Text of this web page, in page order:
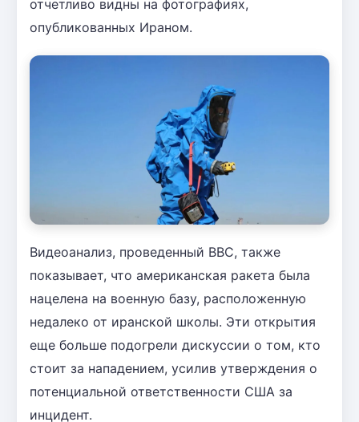
отчетливо видны на фотографиях,
опубликованных Ираном.
Видеоанализ, проведенный BBC, также
показывает, что американская ракета была
нацелена на военную базу, расположенную
недалеко от иранской школы. Эти открытия
еще больше подогрели дискуссии о том, кто
стоит за нападением, усилив утверждения о
потенциальной ответственности США за
инцидент.